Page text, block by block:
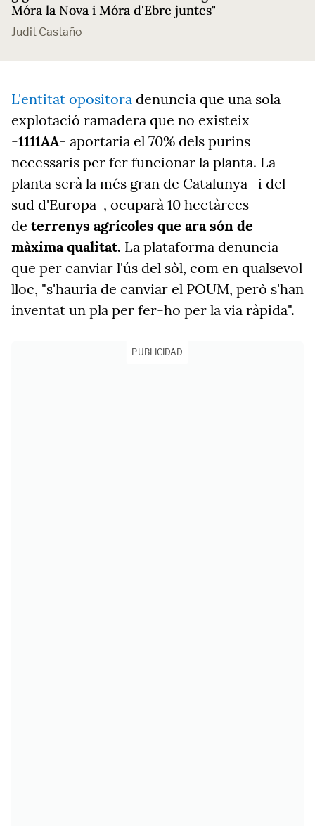
Móra la Nova i Móra d'Ebre juntes"
Judit Castaño
L'entitat opositora denuncia que una sola
explotació ramadera que no existeix
-1111AA- aportaria el 70% dels purins
necessaris per fer funcionar la planta. La
planta serà la més gran de Catalunya -i del
sud d'Europa-, ocuparà 10 hectàrees
de terrenys agrícoles que ara són de
màxima qualitat. La plataforma denuncia
que per canviar l'ús del sòl, com en qualsevol
lloc, "s'hauria de canviar el POUM, però s'han
inventat un pla per fer-ho per la via ràpida".
PUBLICIDAD